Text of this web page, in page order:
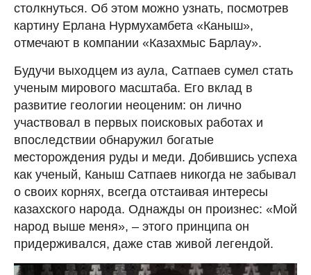
столкнуться. Об этом можно узнать, посмотрев
картину Ерлана Нурмухамбета «Каныш»,
отмечают в компании «Казахмыс Барлау».
Будучи выходцем из аула, Сатпаев сумел стать
ученым мирового масштаба. Его вклад в
развитие геологии неоценим: он лично
участвовал в первых поисковых работах и
впоследствии обнаружил богатые
месторождения руды и меди. Добившись успеха
как ученый, Каныш Сатпаев никогда не забывал
о своих корнях, всегда отстаивая интересы
казахского народа. Однажды он произнес: «Мой
народ выше меня», – этого принципа он
придерживался, даже став живой легендой.